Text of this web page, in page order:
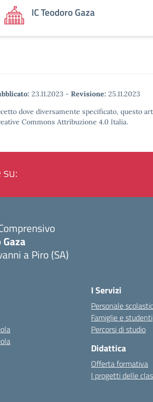
IC Teodoro Gaza
23.11.2023 - Revisione: 25.11.2023
dove diversamente specificato, questo
Commons Attribuzione 4.0 Italia.
a Piro (SA)
I Servizi
Personale
Famiglie e studenti
Percorsi di studio
Didattica
Offerta formativa
I progetti delle